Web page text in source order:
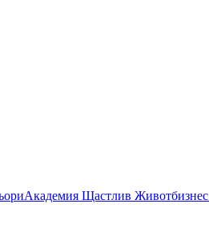
Академия Щастлив Живот